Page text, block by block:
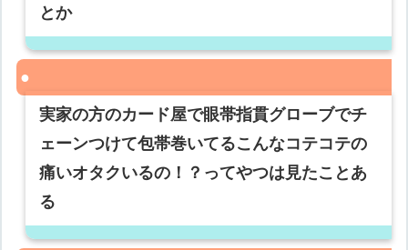
とか
実家の方のカード屋で眼帯指貫グローブでチ
ェーンつけて包帯巻いてるこんなコテコテの
痛いオタクいるの！？ってやつは見たことあ
る